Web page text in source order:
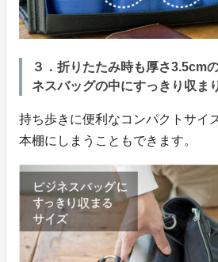
３．折りたたみ時も厚さ3.5cm
ネスバッグの中にすっきり収ま
持ち歩きに便利なコンパクトサイ
本棚にしまうこともできます。